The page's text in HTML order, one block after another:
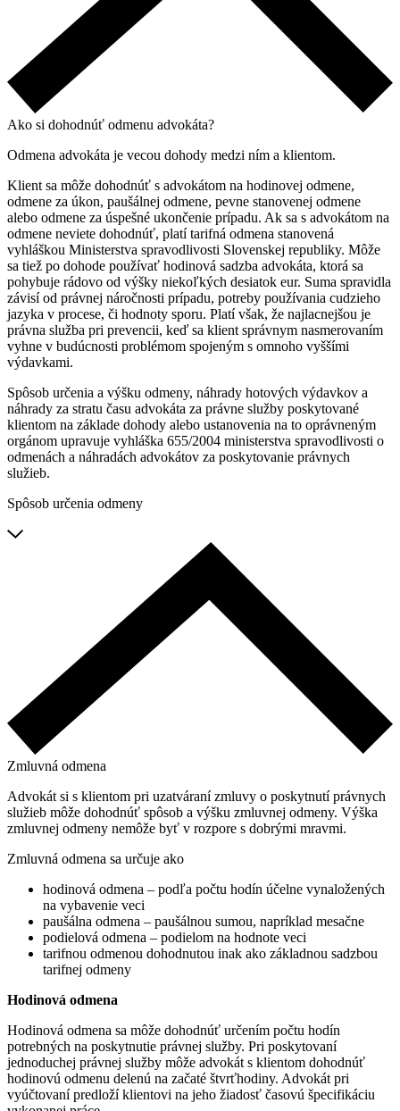
Ako si dohodnúť odmenu advokáta?
Odmena advokáta je vecou dohody medzi ním a klientom.
Klient sa môže dohodnúť s advokátom na hodinovej odmene,
odmene za úkon, paušálnej odmene, pevne stanovenej odmene
alebo odmene za úspešné ukončenie prípadu. Ak sa s advokátom na
odmene neviete dohodnúť, platí tarifná odmena stanovená
vyhláškou Ministerstva spravodlivosti Slovenskej republiky. Môže
sa tiež po dohode používať hodinová sadzba advokáta, ktorá sa
pohybuje rádovo od výšky niekoľkých desiatok eur. Suma spravidla
závisí od právnej náročnosti prípadu, potreby používania cudzieho
jazyka v procese, či hodnoty sporu. Platí však, že najlacnejšou je
právna služba pri prevencii, keď sa klient správnym nasmerovaním
vyhne v budúcnosti problémom spojeným s omnoho vyššími
výdavkami.
Spôsob určenia a výšku odmeny, náhrady hotových výdavkov a
náhrady za stratu času advokáta za právne služby poskytované
klientom na základe dohody alebo ustanovenia na to oprávneným
orgánom upravuje vyhláška 655/2004 ministerstva spravodlivosti o
odmenách a náhradách advokátov za poskytovanie právnych
služieb.
Spôsob určenia odmeny
Zmluvná odmena
Advokát si s klientom pri uzatváraní zmluvy o poskytnutí právnych
služieb môže dohodnúť spôsob a výšku zmluvnej odmeny. Výška
zmluvnej odmeny nemôže byť v rozpore s dobrými mravmi.
Zmluvná odmena sa určuje ako
hodinová odmena – podľa počtu hodín účelne vynaložených
na vybavenie veci
paušálna odmena – paušálnou sumou, napríklad mesačne
podielová odmena – podielom na hodnote veci
tarifnou odmenou dohodnutou inak ako základnou sadzbou
tarifnej odmeny
Hodinová odmena
Hodinová odmena sa môže dohodnúť určením počtu hodín
potrebných na poskytnutie právnej služby. Pri poskytovaní
jednoduchej právnej služby môže advokát s klientom dohodnúť
hodinovú odmenu delenú na začaté štvrťhodiny. Advokát pri
vyúčtovaní predloží klientovi na jeho žiadosť časovú špecifikáciu